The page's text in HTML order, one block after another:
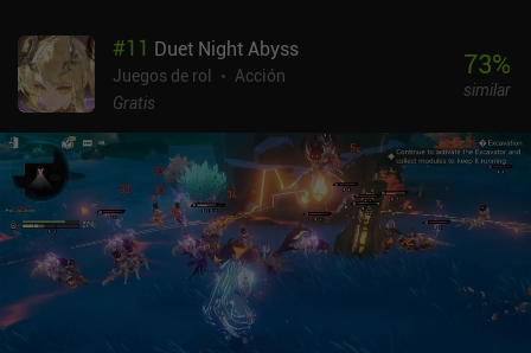
duda una experiencia más cómoda y un acceso más fácil a los
mejores objetos mediante el pago por ganar, pero yo sigo
disfrutando del juego como jugador libre. Por ahora no parece
futuro.Si te gustan los RPG de acción, es posible que disfrutes con
la campaña de misiones y las incursiones cooperativas de
Undecember. Pero te recomiendo que te mantengas alejado de la
monetización y dejes de jugar si el juego se vuelve demasiado
difícil.
#11 Duet Night Abyss
Juegos de rol
Acción
Gratis
73%
similar